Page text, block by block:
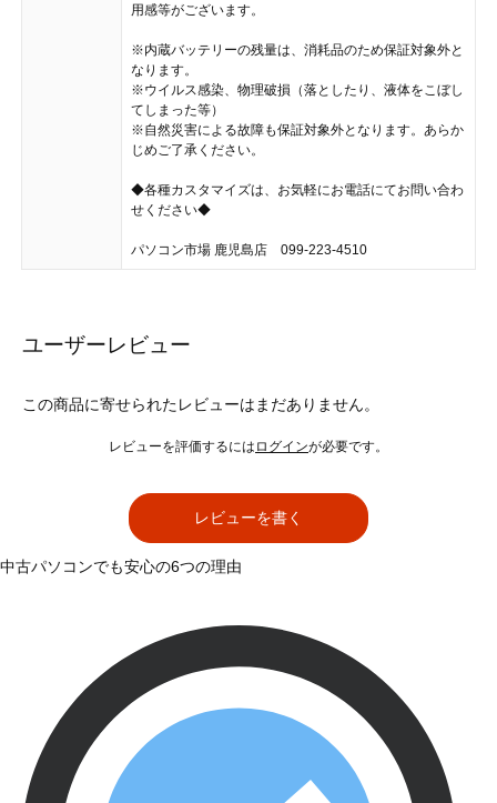
用感等がございます。
※内蔵バッテリーの残量は、消耗品のため保証対象外と
なります。
※ウイルス感染、物理破損（落としたり、液体をこぼし
てしまった等）
※自然災害による故障も保証対象外となります。あらか
じめご了承ください。
◆各種カスタマイズは、お気軽にお電話にてお問い合わ
せください◆
パソコン市場 鹿児島店 099-223-4510
ユーザーレビュー
この商品に寄せられたレビューはまだありません。
レビューを評価するには ログインが必要です。
レビューを書く
中古パソコンでも安心の6つの理由